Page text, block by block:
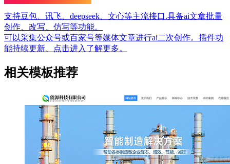
支持豆包、讯飞、deepseek、文心等主流接口.具备ai文章批量
创作、改写、仿写等功能。
可以采集公众号或百家号等媒体文章进行ai二次创作。插件功
能持续更新、点击进入了解更多。
相关模板推荐